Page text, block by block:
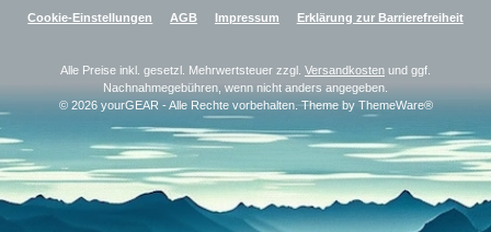
Cookie-Einstellungen AGB Impressum Erklärung zur Barrierefreiheit
Alle Preise inkl. gesetzl. Mehrwertsteuer zzgl. Versandkosten und ggf.
Nachnahmegebühren, wenn nicht anders angegeben.
© 2026 yourGEAR - Alle Rechte vorbehalten. Theme by ThemeWare®